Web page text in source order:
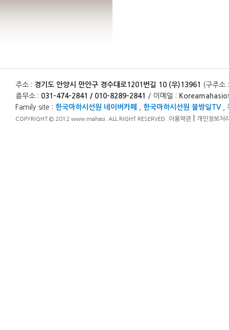
주소 : 경기도 안양시 만안구 경수대로1201번길 10 (우)13961
(구주소
종무소 : 031-474-2841 / 010-8289-2841 / 이메일 :
Family site : 한국마하시선원 네이버카페 한국마하시선원 불방일TV
COPYRIGHT © 2012 www.mahasi. ALL RIGHT RESERVED. 이용약관 개인정보처